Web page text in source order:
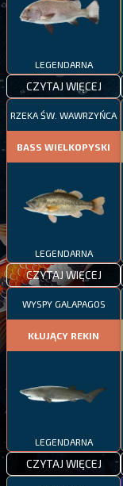
LEGENDARNA
CZYTAJ WIĘCEJ
RZEKA ŚW. WAWRZYŃCA
BASS WIELKOPYSKI
LEGENDARNA
CZYTAJ WIĘCEJ
WYSPY GALAPAGOS
KŁUJĄCY REKIN
LEGENDARNA
CZYTAJ WIĘCEJ